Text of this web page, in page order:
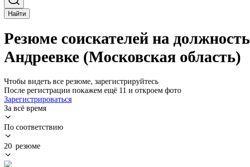
Найти
Резюме соискателей на
Андреевке (Московская область)
Чтобы видеть все резюме, зарегистрируйтесь
После регистрации покажем ещё 11 и откроем фото
Зарегистрироваться
За всё время
По соответствию
20 резюме